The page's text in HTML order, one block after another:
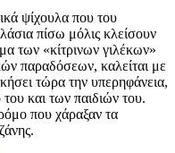
ψίχουλα που του
πίσω μόλις κλείσουν
των «κίτρινων γιλέκων»
παραδόσεων, καλείται με
τώρα την υπερηφάνεια,
και των παιδιών του.
που χάραξαν τα